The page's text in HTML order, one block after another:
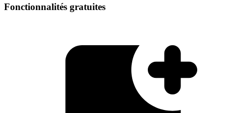
Fonctionnalités gratuites